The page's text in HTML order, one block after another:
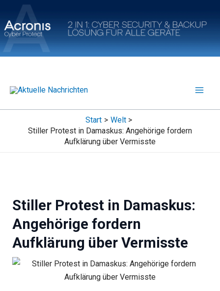
Inhalt
springen
Start
Welt
Stiller Protest in Damaskus: Angehörige fordern
Aufklärung über Vermisste
Stiller Protest in Damaskus:
Angehörige fordern
Aufklärung über Vermisste